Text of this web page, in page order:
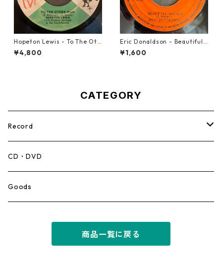
Hopeton Lewis - To The Oth
er Man【7-22023】
¥4,800
Eric Donaldson - Beautiful
Maiden【7-21788】
¥1,600
CATEGORY
Record
Mento,Calypso,Ballad
Ska
CD・DVD
Goods
商品一覧に戻る